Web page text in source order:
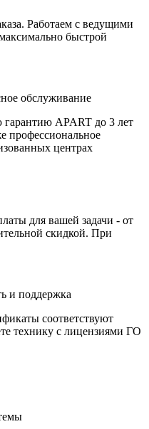
Работаем с ведущими
быстрой
обслуживание
APART до 3 лет
профессиональное
центрах
для вашей задачи - от
скидкой. При
и поддержка
соответствуют
технику с лицензиями ГО